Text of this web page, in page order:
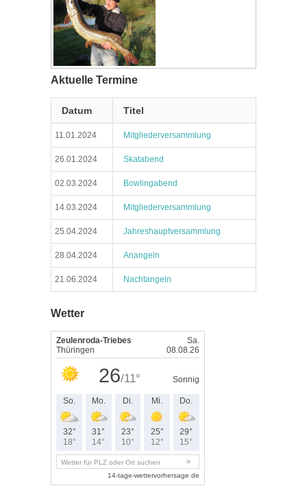
Aktuelle Termine
Datum Titel
11.01.2024 Mitgliederversammlung
26.01.2024 Skatabend
02.03.2024 Bowlingabend
14.03.2024 Mitgliederversammlung
25.04.2024 Jahreshauptversammlung
28.04.2024 Anangeln
21.06.2024 Nachtangeln
Wetter